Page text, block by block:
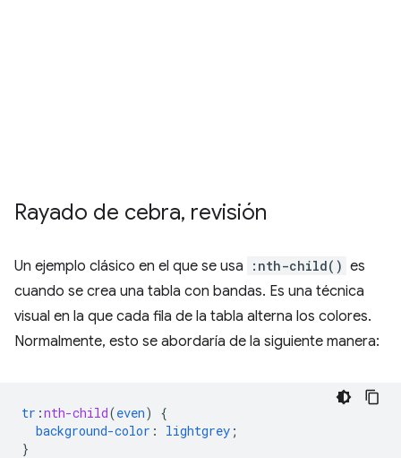
Rayado de cebra, revisión
Un ejemplo clásico en el que se usa :nth-child() es
cuando se crea una tabla con bandas. Es una técnica
visual en la que cada fila de la tabla alterna los colores.
Normalmente, esto se abordaría de la siguiente manera:
tr :nth-child(even)
{
background-color : lightgrey ;
}